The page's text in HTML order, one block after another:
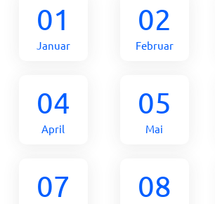
01
Januar
02
Februar
04
April
05
Mai
07 08